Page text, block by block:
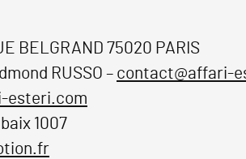
BELGRAND 75020 PARIS
RUSSO – contact@affari-
esteri.com
1007